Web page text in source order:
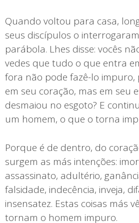
Quando voltou para casa,
seus discípulos o
parábola. Lhes disse: vocês
vedes que tudo o que entra
fora não pode fazê-lo
em seu coração, mas em seu
desmaiou no esgoto? E
um homem, o que o torna
Porque é de dentro, do
surgem as más intenções:
assassinato, adultério,
falsidade, indecência, inveja,
insensatez. Estas coisas más
tornam o homem impuro.